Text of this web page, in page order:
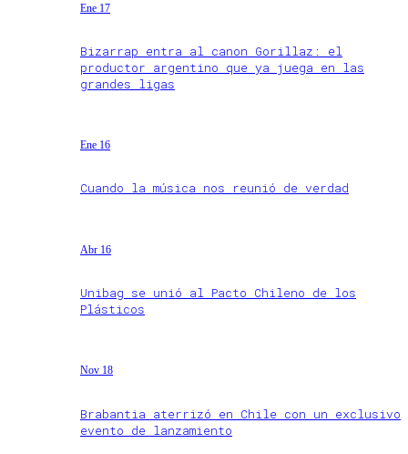
Ene 17
Bizarrap entra al canon Gorillaz: el
productor argentino que ya juega en las
grandes ligas
Ene 16
Cuando la música nos reunió de verdad
Abr 16
Unibag se unió al Pacto Chileno de los
Plásticos
Nov 18
Brabantia aterrizó en Chile con un exclusivo
evento de lanzamiento